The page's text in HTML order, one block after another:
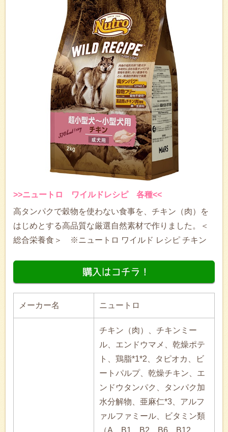
>>ニュートロ ワイルドレシピ 各種<<
高タンパクで穀物を使わない食事を、チキン（肉）を
はじめとする高品質な厳選自然素材で作りました。＜
総合栄養食＞ ※ニュートロ ワイルド レシピ チキン
メーカー名 ニュートロ
チキン（肉）、チキンミー
ル、エンドウマメ、乾燥ポテ
ト、鶏脂*1*2、タピオカ、ビ
ートパルプ、乾燥チキン、エ
ンドウタンパク、タンパク加
水分解物、亜麻仁*3、アルフ
ァルファミール、ビタミン類
（A、B1、B2、B6、B12、